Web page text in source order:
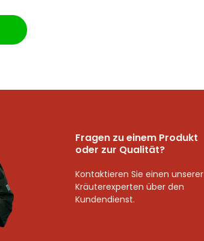
Fragen zu einem Produkt
oder zur Qualität?
Kontaktieren Sie einen unserer
Kräuterexperten über den
Kundendienst.